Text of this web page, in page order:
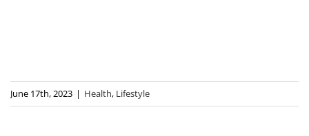
June 17th, 2023 | Health, Lifestyle